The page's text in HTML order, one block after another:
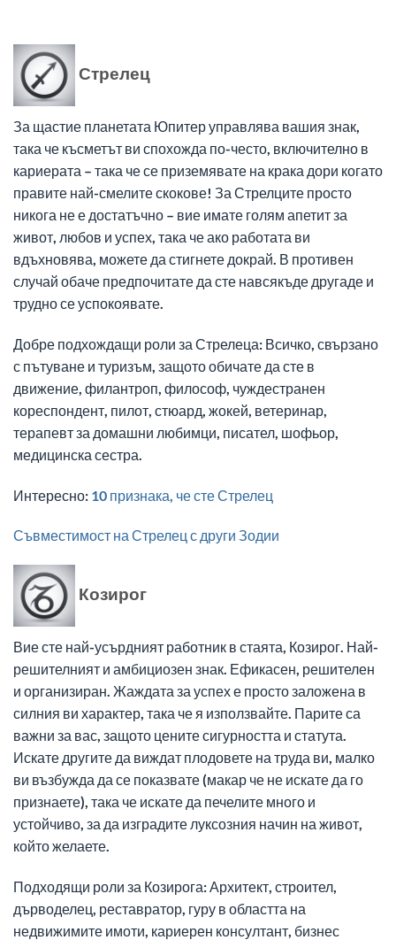
Стрелец
За щастие планетата Юпитер управлява вашия знак,
така че късметът ви спохожда по-често, включително в
кариерата – така че се приземявате на крака дори когато
правите най-смелите скокове! За Стрелците просто
никога не е достатъчно – вие имате голям апетит за
живот, любов и успех, така че ако работата ви
вдъхновява, можете да стигнете докрай. В противен
случай обаче предпочитате да сте навсякъде другаде и
трудно се успокоявате.
Добре подхождащи роли за Стрелеца: Всичко, свързано
с пътуване и туризъм, защото обичате да сте в
движение, филантроп, философ, чуждестранен
кореспондент, пилот, стюард, жокей, ветеринар,
терапевт за домашни любимци, писател, шофьор,
медицинска сестра.
Интересно: 10 признака, че сте Стрелец
Съвместимост на Стрелец с други Зодии
Козирог
Вие сте най-усърдният работник в стаята, Козирог. Най-
решителният и амбициозен знак. Ефикасен, решителен
и организиран. Жаждата за успех е просто заложена в
силния ви характер, така че я използвайте. Парите са
важни за вас, защото цените сигурността и статута.
Искате другите да виждат плодовете на труда ви, малко
ви възбужда да се показвате (макар че не искате да го
признаете), така че искате да печелите много и
устойчиво, за да изградите луксозния начин на живот,
който желаете.
Подходящи роли за Козирога: Архитект, строител,
дърводелец, реставратор, гуру в областта на
недвижимите имоти, кариерен консултант, бизнес